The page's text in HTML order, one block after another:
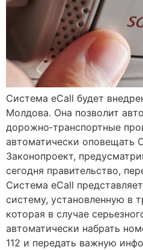
Система eCall будет
Молдова. Она позволит
дорожно‑транспортные
автоматически оповещать
Законопроект,
сегодня правительство,
Система eCall
систему, установленную в
которая в случае
автоматически набрать
112 и передать важную